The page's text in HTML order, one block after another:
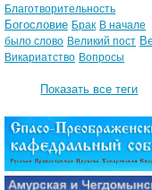
Благотворительность
Богословие Брак В начале
было слово Великий пост
Викариатство Вопросы
Показать все теги